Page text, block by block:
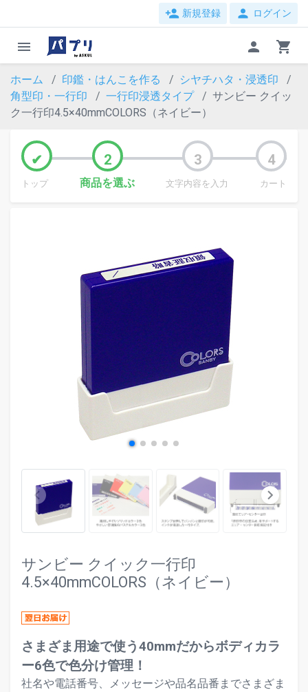
person_add 新規登録 person ログイン
menu person shopping_cart
ホーム 印鑑・はんこを作る
シヤチハタ・浸透印
角型印・一行印
一行印浸透タイプ
サンビー クイッ
ク一行印4.5×40mmCOLORS（ネイビー）
トップ 商品を選ぶ 文字内容を入力 カート
keyboard_arrow_left keyboard_arrow_right
サンビー クイック一行印
4.5×40mmCOLORS（ネイビー）
さまざま用途で使う40mmだからボディカラ
ー6色で色分け管理！
社名や電話番号、メッセージや品名品番までさまざま